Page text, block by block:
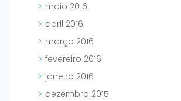
maio 2016
abril 2016
março 2016
fevereiro 2016
janeiro 2016
dezembro 2015